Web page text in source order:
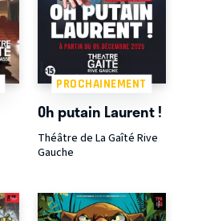
PROCHAINEMENT
Oh putain Laurent !
Théâtre de La Gaîté Rive
Gauche